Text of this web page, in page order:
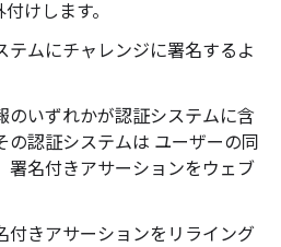
けします。
テムにチャレンジに署名するよ
のいずれかが認証システムに含
の認証システムは ユーザーの同
署名付きアサーションをウェブ
付きアサーションをリライング